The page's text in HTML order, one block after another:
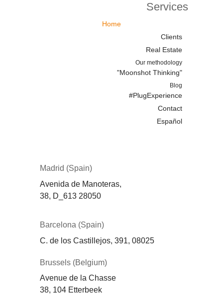
Madrid (Spain)
Avenida de Manoteras,
38, D_613 28050
Barcelona (Spain)
C. de los Castillejos, 391, 08025
Brussels (Belgium)
Avenue de la Chasse
38, 104 Etterbeek
Services
Home
Clients
Real Estate
Our methodology
"Moonshot Thinking"
Blog
#PlugExperience
Contact
Español